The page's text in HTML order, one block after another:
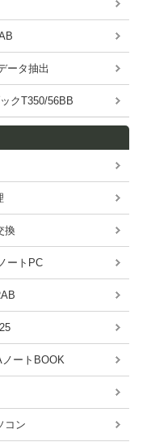
ータ抽出
クT350/56BB
換
ートPC
ートBOOK
コン